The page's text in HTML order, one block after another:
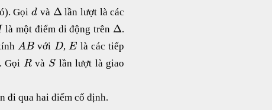
Gọi d và Δlần lượt là các
là một điểm di động trên Δ.
AB với D,E là các tiếp
. Gọi Rvà S lần lượt là giao
đi qua hai điểm cố định.